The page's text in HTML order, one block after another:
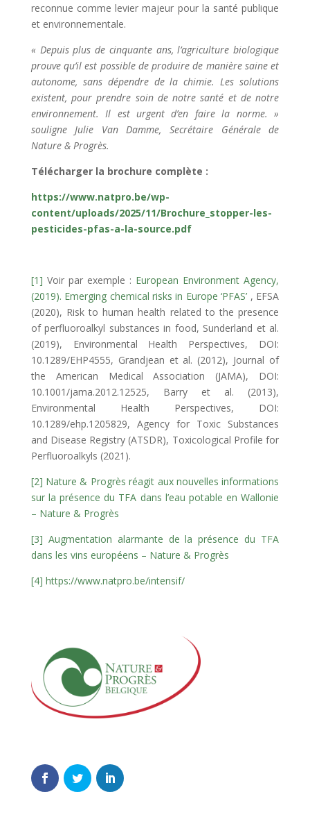
reconnue comme levier majeur pour la santé publique
et environnementale.
« Depuis plus de cinquante ans, l’agriculture biologique
prouve qu’il est possible de produire de manière saine et
autonome, sans dépendre de la chimie. Les solutions
existent, pour prendre soin de notre santé et de notre
environnement. Il est urgent d’en faire la norme. »
souligne Julie Van Damme, Secrétaire Générale de
Nature & Progrès.
Télécharger la brochure complète :
https://www.natpro.be/wp-
content/uploads/2025/11/Brochure_stopper-les-
pesticides-pfas-a-la-source.pdf
[1] Voir par exemple : European Environment Agency,
(2019). Emerging chemical risks in Europe ‘PFAS’ , EFSA
(2020), Risk to human health related to the presence
of perfluoroalkyl substances in food, Sunderland et al.
(2019), Environmental Health Perspectives, DOI:
10.1289/EHP4555, Grandjean et al. (2012), Journal of
the American Medical Association (JAMA), DOI:
10.1001/jama.2012.12525, Barry et al. (2013),
Environmental Health Perspectives, DOI:
10.1289/ehp.1205829, Agency for Toxic Substances
and Disease Registry (ATSDR), Toxicological Profile for
Perfluoroalkyls (2021).
[2] Nature & Progrès réagit aux nouvelles informations
sur la présence du TFA dans l’eau potable en Wallonie
– Nature & Progrès
[3] Augmentation alarmante de la présence du TFA
dans les vins européens – Nature & Progrès
[4] https://www.natpro.be/intensif/